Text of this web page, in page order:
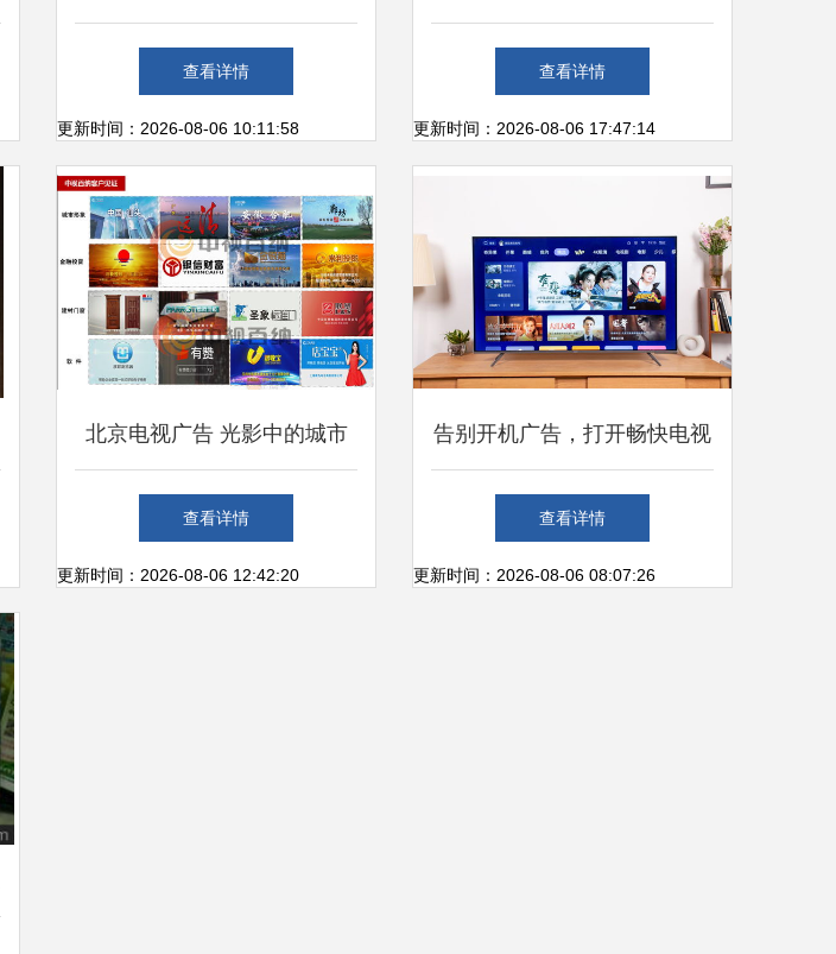
高效视觉营销的黄金密钥
查看详情
更新时间：2026-08-06 10:11:58
数与市场对比分析
查看详情
更新时间：2026-08-06 17:47:14
北京电视广告 光影中的城市
名片
查看详情
更新时间：2026-08-06 12:42:20
告别开机广告，打开畅快电视
体验——3千元档位它才是真
正王者！
查看详情
更新时间：2026-08-06 08:07:26